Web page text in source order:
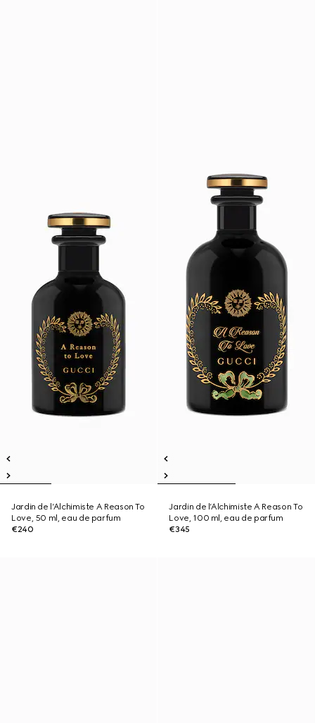
Jardin de l’Alchimiste A Reason To
Love, 50 ml, eau de parfum
€240
Jardin de l’Alchimiste A Reason To
Love, 100 ml, eau de parfum
€345